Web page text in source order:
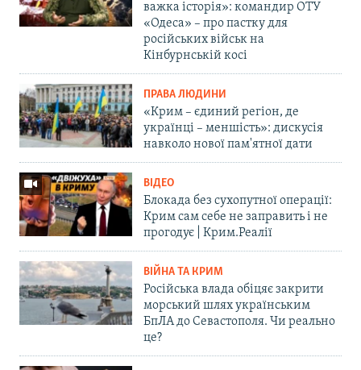
важка історія»: командир ОТУ
«Одеса» – про пастку для
російських військ на
Кінбурнській косі
ПРАВА ЛЮДИНИ
«Крим – єдиний регіон, де
українці – меншість»: дискусія
навколо нової пам'ятної дати
ВІДЕО
Блокада без сухопутної операції:
Крим сам себе не заправить і не
прогодує | Крим.Реалії
ВІЙНА ТА КРИМ
Російська влада обіцяє закрити
морський шлях українським
БпЛА до Севастополя. Чи реально
це?